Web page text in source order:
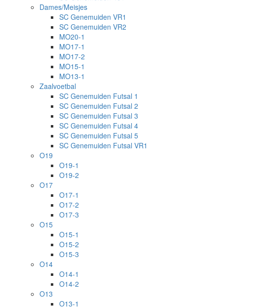
Dames/Meisjes
SC Genemuiden VR1
SC Genemuiden VR2
MO20-1
MO17-1
MO17-2
MO15-1
MO13-1
Zaalvoetbal
SC Genemuiden Futsal 1
SC Genemuiden Futsal 2
SC Genemuiden Futsal 3
SC Genemuiden Futsal 4
SC Genemuiden Futsal 5
SC Genemuiden Futsal VR1
O19
O19-1
O19-2
O17
O17-1
O17-2
O17-3
O15
O15-1
O15-2
O15-3
O14
O14-1
O14-2
O13
O13-1